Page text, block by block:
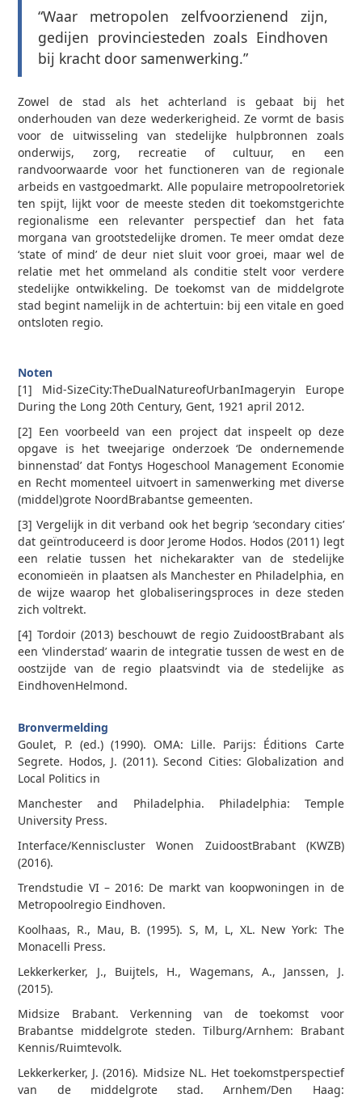
“Waar metropolen zelfvoorzienend zijn,
gedijen provinciesteden zoals Eindhoven
bij kracht door samenwerking.”
Zowel de stad als het achterland is gebaat bij het
onderhouden van deze wederkerigheid. Ze vormt de basis
voor de uitwisseling van stedelijke hulpbronnen zoals
onderwijs, zorg, recreatie of cultuur, en een
randvoorwaarde voor het functioneren van de regionale
arbeids­ en vastgoedmarkt. Alle populaire metropoolretoriek
ten spijt, lijkt voor de meeste steden dit toekomstgerichte
regionalisme een relevanter perspectief dan het fata
morgana van grootstedelijke dromen. Te meer omdat deze
‘state of mind’ de deur niet sluit voor groei, maar wel de
relatie met het ommeland als conditie stelt voor verdere
stedelijke ontwikkeling. De toekomst van de middelgrote
stad begint namelijk in de achtertuin: bij een vitale en goed
ontsloten regio.
Noten
[1] Mid-SizeCity:TheDualNatureofUrbanImageryin Europe
During the Long 20th Century, Gent, 19­21 april 2012.
[2] Een voorbeeld van een project dat inspeelt op deze
opgave is het tweejarige onderzoek ‘De ondernemende
binnenstad’ dat Fontys Hogeschool Management Economie
en Recht momenteel uitvoert in samenwerking met diverse
(middel)grote Noord­Brabantse gemeenten.
[3] Vergelijk in dit verband ook het begrip ‘secondary cities’
dat geïntroduceerd is door Jerome Hodos. Hodos (2011) legt
een relatie tussen het nichekarakter van de stedelijke
economieën in plaatsen als Manchester en Philadelphia, en
de wijze waarop het globaliseringsproces in deze steden
zich voltrekt.
[4] Tordoir (2013) beschouwt de regio Zuidoost­Brabant als
een ‘vlinderstad’ waarin de integratie tussen de west­ en de
oostzijde van de regio plaatsvindt via de stedelijke as
Eindhoven­Helmond.
Bronvermelding
Goulet, P. (ed.) (1990). OMA: Lille. Parijs: Éditions Carte
Segrete. Hodos, J. (2011). Second Cities: Globalization and
Local Politics in
Manchester and Philadelphia. Philadelphia: Temple
University Press.
Interface/Kenniscluster Wonen Zuidoost­Brabant (KWZB)
(2016).
Trendstudie VI – 2016: De markt van koopwoningen in de
Metropoolregio Eindhoven.
Koolhaas, R., Mau, B. (1995). S, M, L, XL. New York: The
Monacelli Press.
Lekkerkerker, J., Buijtels, H., Wagemans, A., Janssen, J.
(2015).
Midsize Brabant. Verkenning van de toekomst voor
Brabantse middelgrote steden. Tilburg/Arnhem: Brabant
Kennis/Ruimtevolk.
Lekkerkerker, J. (2016). Midsize NL. Het toekomstperspectief
van de middelgrote stad. Arnhem/Den Haag: